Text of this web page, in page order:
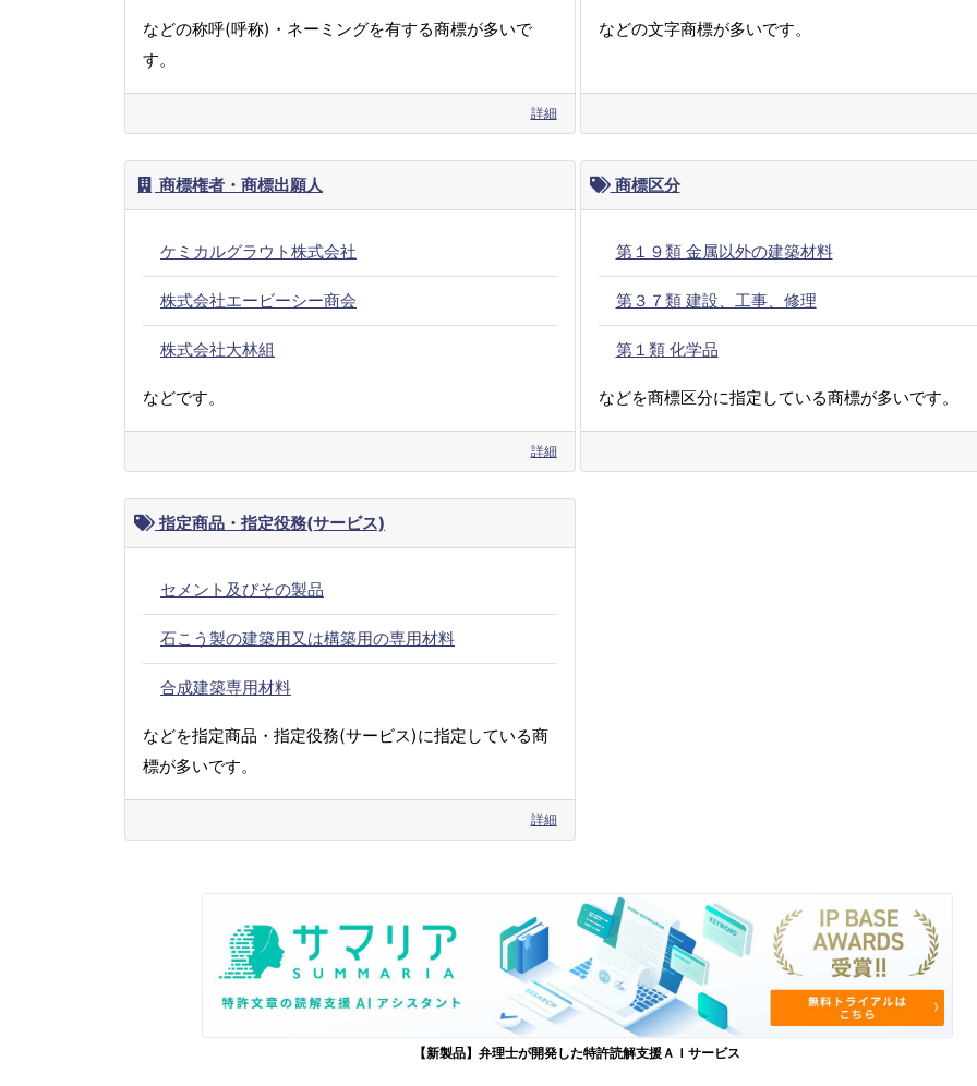
などの称呼(呼称)・ネーミングを有する商標が多いで
す。
詳細
などの文字商標が多いです。
商標権者・商標出願人
ケミカルグラウト株式会社
株式会社エービーシー商会
株式会社大林組
などです。
詳細
商標区分
第１９類 金属以外の建築材料
第３７類 建設、工事、修理
第１類 化学品
などを商標区分に指定している商標が多いです。
指定商品・指定役務(サービス)
セメント及びその製品
石こう製の建築用又は構築用の専用材料
合成建築専用材料
などを指定商品・指定役務(サービス)に指定している商
標が多いです。
詳細
【新製品】弁理士が開発した特許読解支援ＡＩサービス